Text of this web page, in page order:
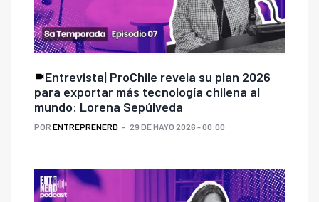
Entrevista| ProChile revela su plan 2026
para exportar más tecnología chilena al
mundo: Lorena Sepúlveda
POR ENTREPRENERD 29 DE MAYO 2026 - 00:00